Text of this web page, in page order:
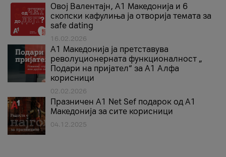
Овој Валентајн, A1 Македонија и 6
скопски кафулиња ја отворија темата за
safe dating
16.02.2026
А1 Македонија ја претставува
револуционерната функционалност „
Подари на пријател“ за А1 Алфа
корисници
02.02.2026
Празничен A1 Net Sеf подарок од А1
Македонија за сите корисници
04.12.2025